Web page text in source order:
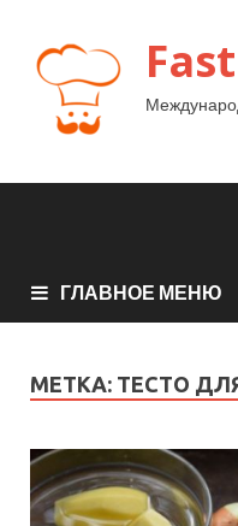
ГЛАВНОЕ МЕНЮ
МЕТКА: ТЕСТО